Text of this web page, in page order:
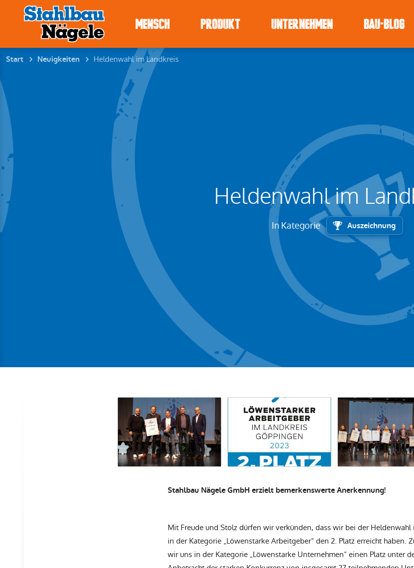
MENSCH PRODUKT UNTERNEHMEN BAU-BLOG
Start Neuigkeiten Heldenwahl im Landkreis
Heldenwahl im
In Kategorie Auszeichnung
Stahlbau Nägele GmbH erzielt bemerkenswerte Anerkennung!
Mit Freude und Stolz dürfen wir verkünden, dass wir bei der
in der Kategorie „Löwenstarke Arbeitgeber“ den 2. Platz erreicht haben.
wir uns in der Kategorie „Löwenstarke Unternehmen“ einen Platz unter